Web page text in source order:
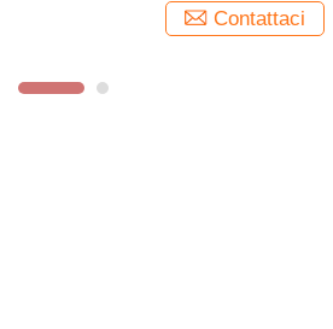
Contattaci